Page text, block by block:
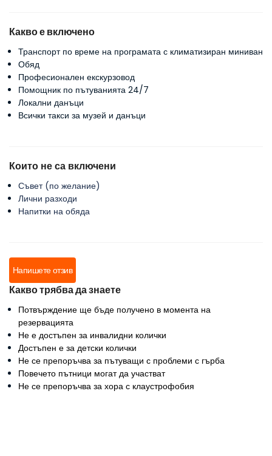
Какво е включено
Транспорт по време на програмата с климатизиран миниван
Обяд
Професионален екскурзовод
Помощник по пътуванията 24/7
Локални данъци
Всички такси за музей и данъци
Които не са включени
Съвет (по желание)
Лични разходи
Напитки на обяда
Напишете отзив
Какво трябва да знаете
Потвърждение ще бъде получено в момента на
резервацията
Не е достъпен за инвалидни колички
Достъпен е за детски колички
Не се препоръчва за пътуващи с проблеми с гърба
Повечето пътници могат да участват
Не се препоръчва за хора с клаустрофобия